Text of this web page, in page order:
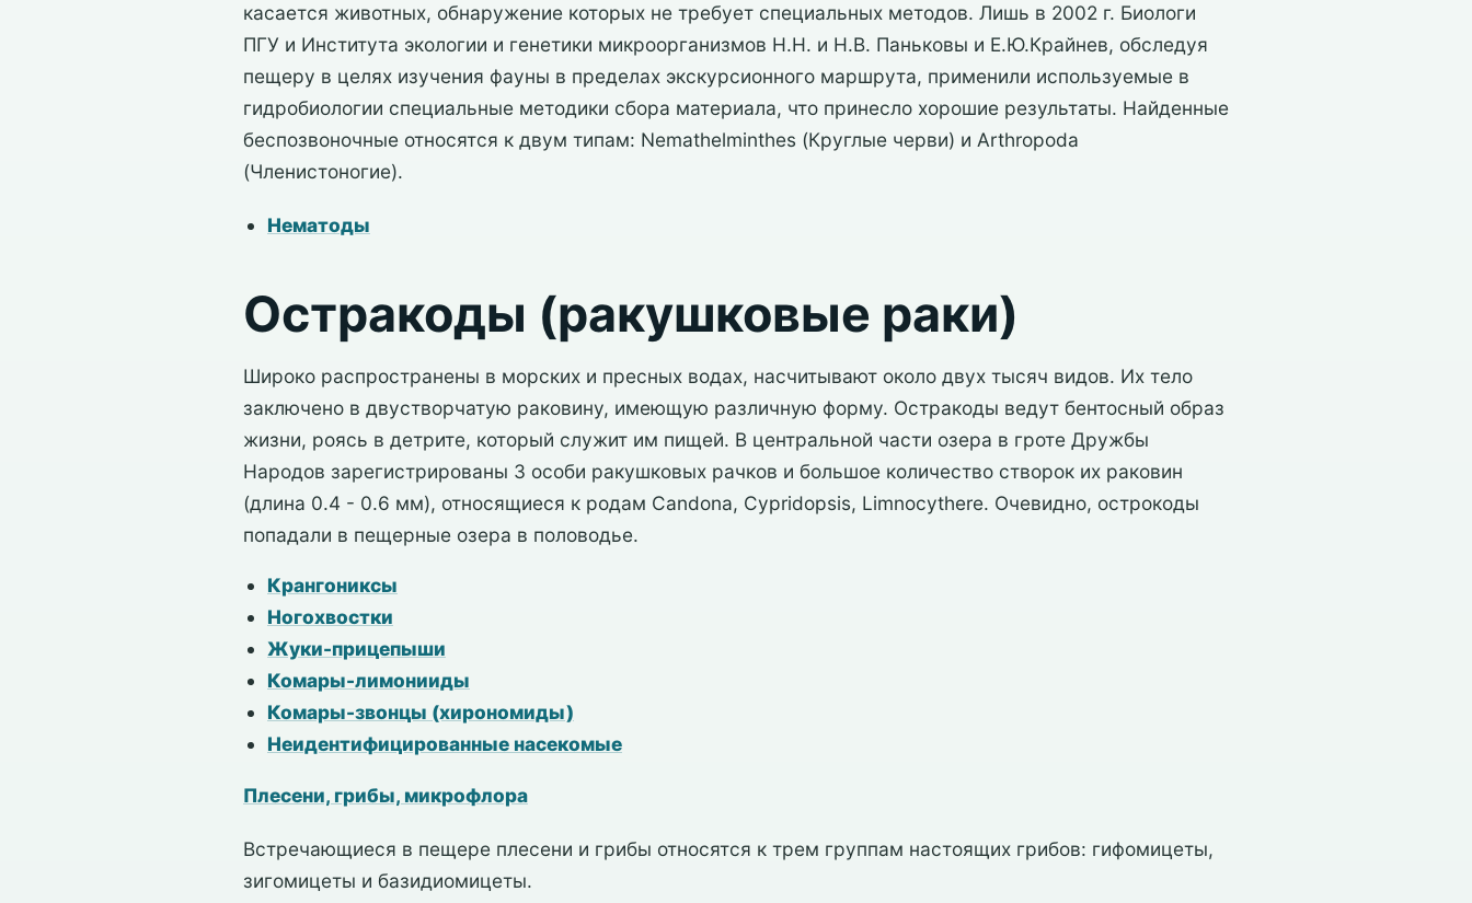
касается животных, обнаружение которых не требует специальных методов. Лишь в 2002 г. Биологи
ПГУ и Института экологии и генетики микроорганизмов Н.Н. и Н.В. Паньковы и Е.Ю.Крайнев, обследуя
пещеру в целях изучения фауны в пределах экскурсионного маршрута, применили используемые в
гидробиологии специальные методики сбора материала, что принесло хорошие результаты. Найденные
беспозвоночные относятся к двум типам: Nemathelminthes (Круглые черви) и Arthropoda
(Членистоногие).
Нематоды
Остракоды (ракушковые раки)
Широко распространены в морских и пресных водах, насчитывают около двух тысяч видов. Их тело
заключено в двустворчатую раковину, имеющую различную форму. Остракоды ведут бентосный образ
жизни, роясь в детрите, который служит им пищей. В центральной части озера в гроте Дружбы
Народов зарегистрированы 3 особи ракушковых рачков и большое количество створок их раковин
(длина 0.4 - 0.6 мм), относящиеся к родам Candona, Cypridopsis, Limnocythere. Очевидно, острокоды
попадали в пещерные озера в половодье.
Крангониксы
Ногохвостки
Жуки-прицепыши
Комары-лимонииды
Комары-звонцы (хирономиды)
Неидентифицированные насекомые
Плесени, грибы, микрофлора
Встречающиеся в пещере плесени и грибы относятся к трем группам настоящих грибов: гифомицеты,
зигомицеты и базидиомицеты.